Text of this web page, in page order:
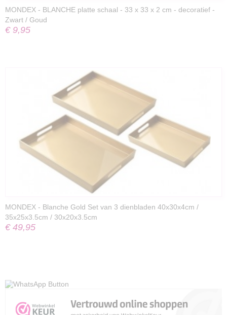
MONDEX - BLANCHE platte schaal - 33 x 33 x 2 cm - decoratief -
Zwart / Goud
€ 9,95
MONDEX - Blanche Gold Set van 3 dienbladen 40x30x4cm /
35x25x3.5cm / 30x20x3.5cm
€ 49,95